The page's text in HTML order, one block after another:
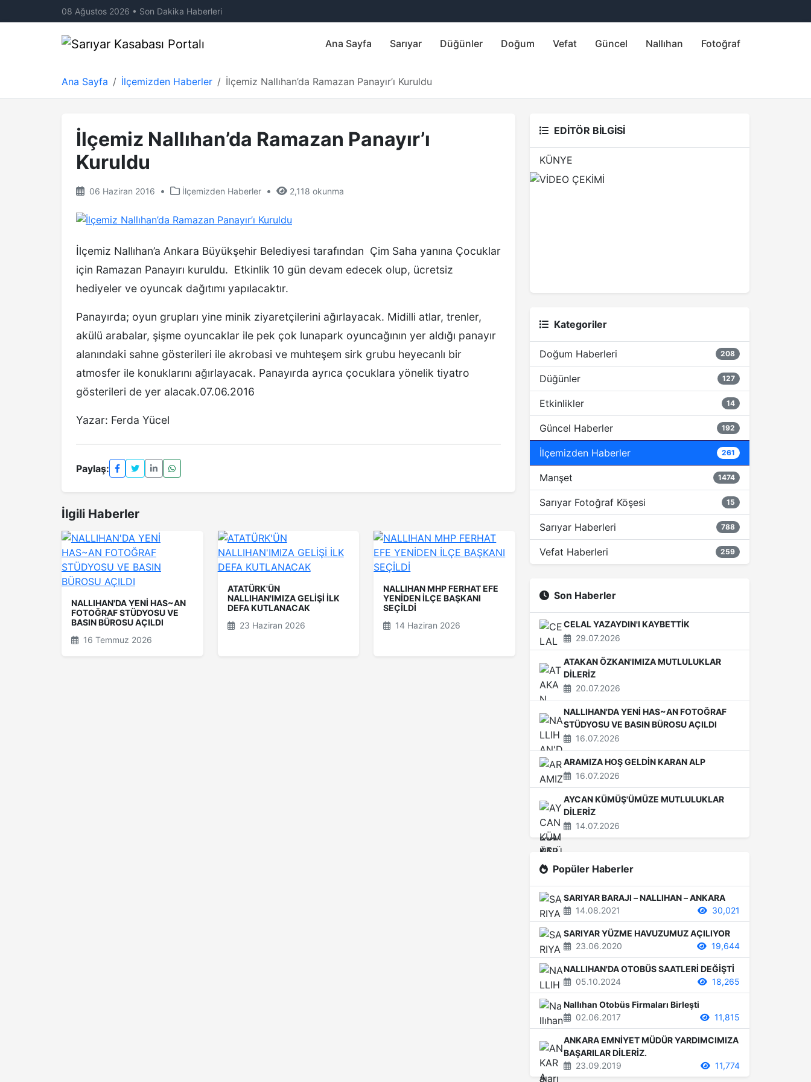
08 Ağustos 2026 • Son Dakika Haberleri
Ana Sayfa Sarıyar Düğünler Doğum Vefat Güncel Nallıhan Fotoğraf
Ana Sayfa İlçemizden Haberler İlçemiz Nallıhan’da Ramazan Panayır’ı Kuruldu
İlçemiz Nallıhan’da Ramazan Panayır’ı
Kuruldu
06 Haziran 2016 • İlçemizden Haberler • 2,118 okunma
İlçemiz Nallıhan’a Ankara Büyükşehir Belediyesi tarafından Çim Saha yanına Çocuklar
için Ramazan Panayırı kuruldu. Etkinlik 10 gün devam edecek olup, ücretsiz
hediyeler ve oyuncak dağıtımı yapılacaktır.
Panayırda; oyun grupları yine minik ziyaretçilerini ağırlayacak. Midilli atlar, trenler,
akülü arabalar, şişme oyuncaklar ile pek çok lunapark oyuncağının yer aldığı panayır
alanındaki sahne gösterileri ile akrobasi ve muhteşem sirk grubu heyecanlı bir
atmosfer ile konuklarını ağırlayacak. Panayırda ayrıca çocuklara yönelik tiyatro
gösterileri de yer alacak.07.06.2016
Yazar: Ferda Yücel
Paylaş:
İlgili Haberler
NALLIHAN'DA YENİ HAS~AN
FOTOĞRAF STÜDYOSU VE
BASIN BÜROSU AÇILDI
16 Temmuz 2026
ATATÜRK'ÜN
NALLIHAN'IMIZA GELİŞİ İLK
DEFA KUTLANACAK
23 Haziran 2026
NALLIHAN MHP FERHAT EFE
YENİDEN İLÇE BAŞKANI
SEÇİLDİ
14 Haziran 2026
EDİTÖR BİLGİSİ
KÜNYE
Kategoriler
Doğum Haberleri 208
Düğünler 127
Etkinlikler 14
Güncel Haberler 192
İlçemizden Haberler 261
Manşet 1474
Sarıyar Fotoğraf Köşesi 15
Sarıyar Haberleri 788
Vefat Haberleri 259
Son Haberler
CELAL YAZAYDIN'I KAYBETTİK
29.07.2026
ATAKAN ÖZKAN'IMIZA MUTLULUKLAR
DİLERİZ
20.07.2026
NALLIHAN'DA YENİ HAS~AN FOTOĞRAF
STÜDYOSU VE BASIN BÜROSU AÇILDI
16.07.2026
ARAMIZA HOŞ GELDİN KARAN ALP
16.07.2026
AYCAN KÜMÜŞ'ÜMÜZE MUTLULUKLAR
DİLERİZ
14.07.2026
Popüler Haberler
SARIYAR BARAJI – NALLIHAN – ANKARA
14.08.2021
30,021
SARIYAR YÜZME HAVUZUMUZ AÇILIYOR
23.06.2020
19,644
NALLIHAN'DA OTOBÜS SAATLERİ DEĞİŞTİ
05.10.2024
18,265
Nallıhan Otobüs Firmaları Birleşti
02.06.2017
11,815
ANKARA EMNİYET MÜDÜR YARDIMCIMIZA
BAŞARILAR DİLERİZ.
23.09.2019
11,774